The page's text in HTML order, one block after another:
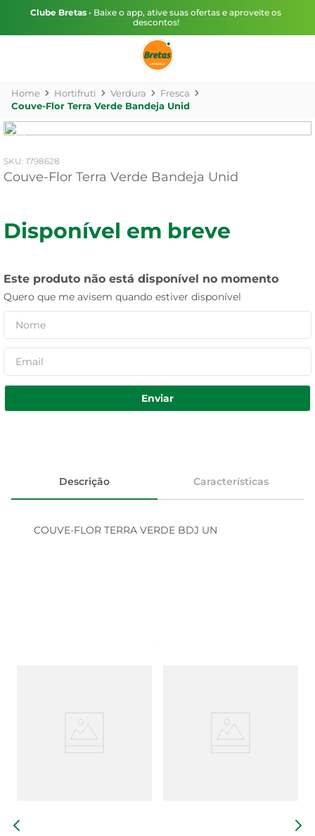
Clube Bretas • Baixe o app, ative suas ofertas e aproveite os
descontos!
Hortifruti Verdura
Fresca
Couve-Flor Terra Verde Bandeja Unid
: 1798628
Couve-Flor Terra Verde Bandeja Unid
Disponível em breve
Este produto não está disponível no momento
Quero que me avisem quando estiver disponível
Enviar
Descrição Características
COUVE-FLOR TERRA VERDE BDJ UN